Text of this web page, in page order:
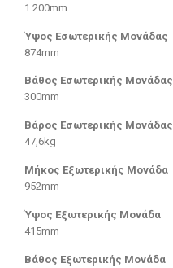
1.200mm
Ύψος Εσωτερικής Μονάδας
874mm
Βάθος Εσωτερικής Μονάδας
300mm
Βάρος Εσωτερικής Μονάδας
47,6kg
Μήκος Εξωτερικής Μονάδα
952mm
Ύψος Εξωτερικής Μονάδα
415mm
Βάθος Εξωτερικής Μονάδα